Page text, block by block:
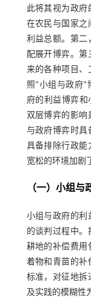
此将其视为政府
在农民与国家之
利益总额。第二
配展开博弈。
来的各种项目、
照“小组与政府
府的利益博弈和
双层博弈的影响
与政府博弈时具
具备排除行政能
宽松的环境加剧
（一）小组与
小组与政府的利
的谈判过程中
耕地的补偿费用
着物和青苗的补
标准，对征地拆
及实践的模糊性